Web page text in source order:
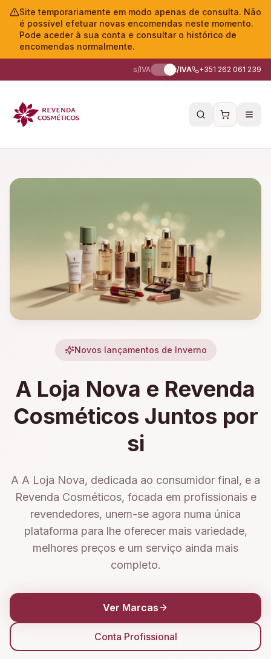
Site temporariamente em modo apenas de consulta. Não
é possível efetuar novas encomendas neste momento.
Pode aceder à sua conta e consultar o histórico de
encomendas normalmente.
s/IVA c/IVA +351 262 061 239
Novos lançamentos de Inverno
A Loja Nova e Revenda
Cosméticos Juntos por
si
A A Loja Nova, dedicada ao consumidor final, e a
Revenda Cosméticos, focada em profissionais e
revendedores, unem-se agora numa única
plataforma para lhe oferecer mais variedade,
melhores preços e um serviço ainda mais
completo.
Ver Marcas
Conta Profissional